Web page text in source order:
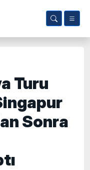
Turu
Sonra